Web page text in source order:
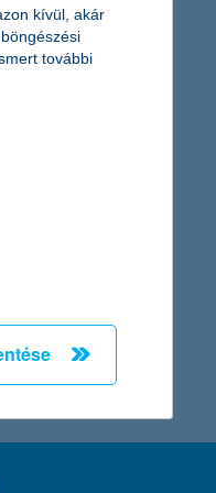
hatására. A K&H
utáni
kívül, akár
további